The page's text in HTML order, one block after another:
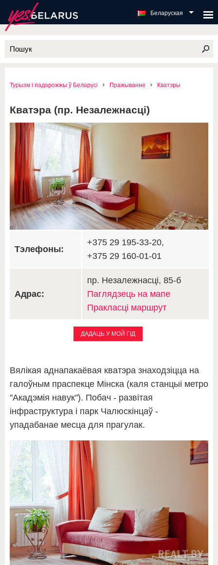
Беларуская
Турызм і падарожжы ў Беларусі Пражыванне Кватэры
Кватэра (пр. Незалежнасці)
Тэлефоны:
+375 29 195-33-20,
+375 29 160-01-01
Адрас:
пр. Незалежнасці, 85-б
Паглядзець на мапе
Пракласці маршрут
ДАДАЦЬ У МОЙ ГІД
Вялікая аднапакаёвая кватэра знаходзіцца на
галоўным праспекце Мінска (каля станцыі метро
"Акадэмія навук"). Побач - развітая
інфраструктура і парк Чалюскінцаў -
упадабанае месца для прагулак.